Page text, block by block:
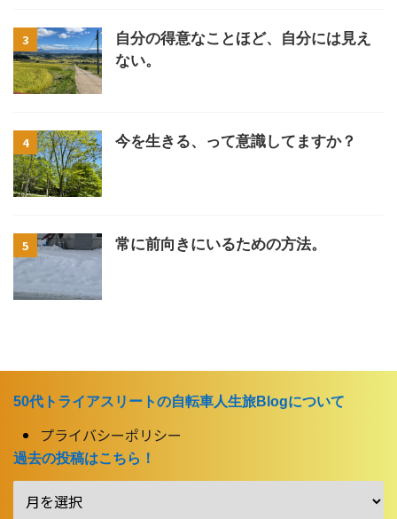
3
自分の得意なことほど、自分には見え
ない。
4 今を生きる、って意識してますか？
5 常に前向きにいるための方法。
50代トライアスリートの自転車人生旅Blogについて
プライバシーポリシー
過去の投稿はこちら！